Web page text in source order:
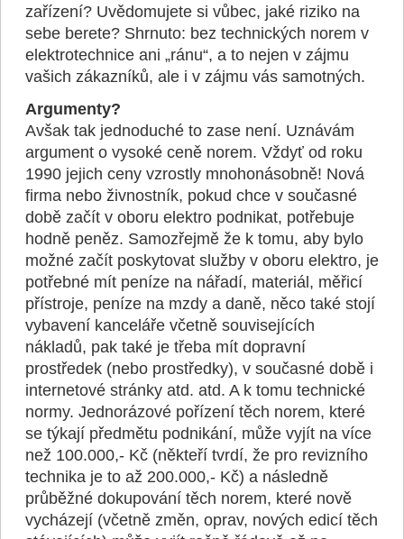
zařízení? Uvědomujete si vůbec, jaké riziko na
sebe berete? Shrnuto: bez technických norem v
elektrotechnice ani „ránu“, a to nejen v zájmu
vašich zákazníků, ale i v zájmu vás samotných.
Argumenty?
Avšak tak jednoduché to zase není. Uznávám
argument o vysoké ceně norem. Vždyť od roku
1990 jejich ceny vzrostly mnohonásobně! Nová
firma nebo živnostník, pokud chce v současné
době začít v oboru elektro podnikat, potřebuje
hodně peněz. Samozřejmě že k tomu, aby bylo
možné začít poskytovat služby v oboru elektro, je
potřebné mít peníze na nářadí, materiál, měřicí
přístroje, peníze na mzdy a daně, něco také stojí
vybavení kanceláře včetně souvisejících
nákladů, pak také je třeba mít dopravní
prostředek (nebo prostředky), v současné době i
internetové stránky atd. atd. A k tomu technické
normy. Jednorázové pořízení těch norem, které
se týkají předmětu podnikání, může vyjít na více
než 100.000,- Kč (někteří tvrdí, že pro revizního
technika je to až 200.000,- Kč) a následně
průběžné dokupování těch norem, které nově
vycházejí (včetně změn, oprav, nových edicí těch